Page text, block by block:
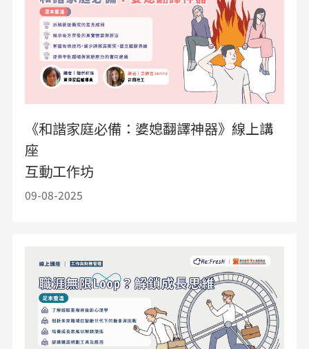
《和諧家庭必備：婆媳翻譯神器》線上講
座
互動工作坊
09-08-2025